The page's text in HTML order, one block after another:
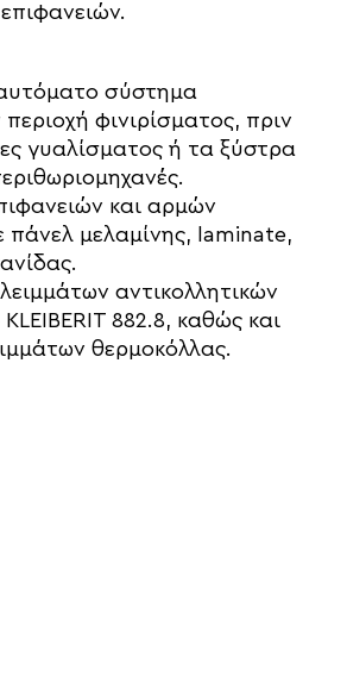
σύστημα
φινιρίσματος, πριν
γυαλίσματος ή τα ξύστρα
και αρμών
πάνελ μελαμίνης, laminate,
αντικολλητικών
882.8, καθώς και
θερμοκόλλας.